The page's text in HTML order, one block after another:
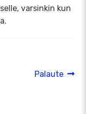
varsinkin kun
Seuraava
Palaute